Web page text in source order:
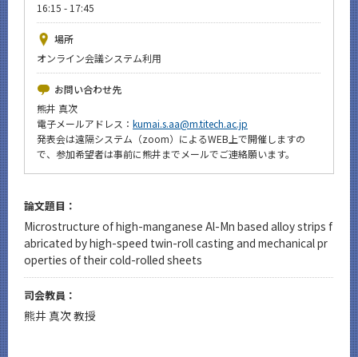
16:15 - 17:45
場所
オンライン会議システム利用
お問い合わせ先
熊井 真次
電子メールアドレス： kumai.s.aa@m.titech.ac.jp
発表会は遠隔システム（zoom）によるWEB上で開催しますの
で、参加希望者は事前に熊井までメールでご連絡願います。
論文題目：
Microstructure of high-manganese Al-Mn based alloy strips f
abricated by high-speed twin-roll casting and mechanical pr
operties of their cold-rolled sheets
司会教員：
熊井 真次 教授
イベントカレンダー
Event Calendar
今後のイベント
今後の課程別イベント
年別アーカイブ
CLOSE